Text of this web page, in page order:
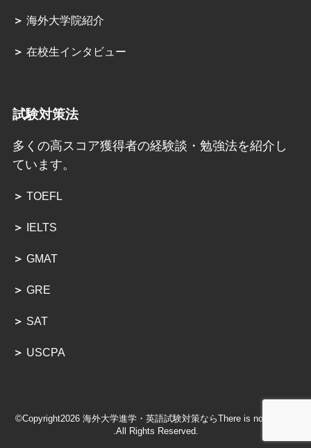
＞ 海外大学院紹介
＞ 在校生インタビュー
試験対策法
多くの高スコア獲得者の経験談・勉強法を紹介し
ています。
＞ TOEFL
＞ IELTS
＞ GMAT
＞ GRE
＞ SAT
＞ USCPA
©Copyright2026 海外大学進学・英語試験対策ならThere is no Magic!!
.All Rights Reserved.